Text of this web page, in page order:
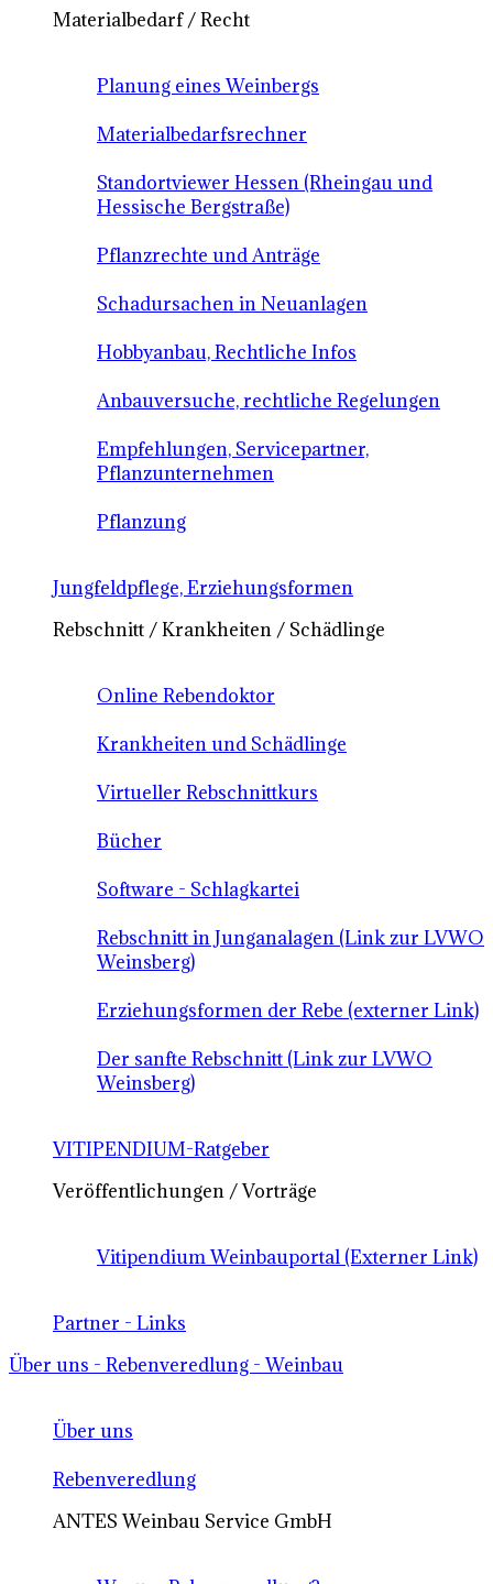
Materialbedarf / Recht
Planung eines Weinbergs
Materialbedarfsrechner
Standortviewer Hessen (Rheingau und
Hessische Bergstraße)
Pflanzrechte und Anträge
Schadursachen in Neuanlagen
Hobbyanbau, Rechtliche Infos
Anbauversuche, rechtliche Regelungen
Empfehlungen, Servicepartner,
Pflanzunternehmen
Pflanzung
Jungfeldpflege, Erziehungsformen
Rebschnitt / Krankheiten / Schädlinge
Online Rebendoktor
Krankheiten und Schädlinge
Virtueller Rebschnittkurs
Bücher
Software - Schlagkartei
Rebschnitt in Junganalagen (Link zur LVWO
Weinsberg)
Erziehungsformen der Rebe (externer Link)
Der sanfte Rebschnitt (Link zur LVWO
Weinsberg)
VITIPENDIUM-Ratgeber
Veröffentlichungen / Vorträge
Vitipendium Weinbauportal (Externer Link)
Partner - Links
Über uns - Rebenveredlung - Weinbau
Über uns
Rebenveredlung
ANTES Weinbau Service GmbH